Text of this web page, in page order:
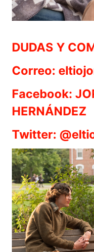
DUDAS Y
Correo:
Facebook:
HERNÁNDEZ
Twitter: